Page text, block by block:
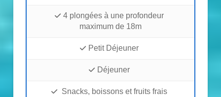
4 plongées à une profondeur
maximum de 18m
Petit Déjeuner
Déjeuner
Snacks, boissons et fruits frais